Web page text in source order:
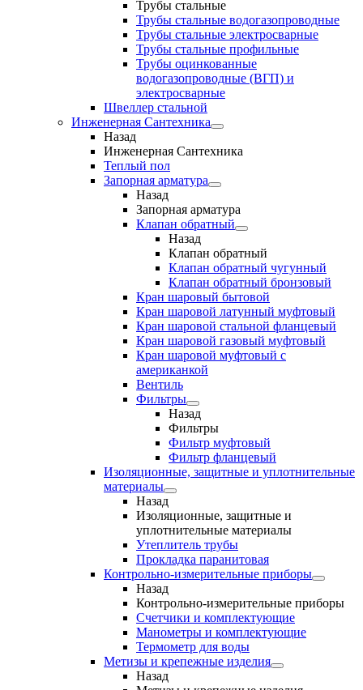
Трубы стальные
Трубы стальные водогазопроводные
Трубы стальные электросварные
Трубы стальные профильные
Трубы оцинкованные
водогазопроводные (ВГП) и
электросварные
Швеллер стальной
Инженерная Сантехника
Назад
Инженерная Сантехника
Теплый пол
Запорная арматура
Назад
Запорная арматура
Клапан обратный
Назад
Клапан обратный
Клапан обратный чугунный
Клапан обратный бронзовый
Кран шаровый бытовой
Кран шаровой латунный муфтовый
Кран шаровой стальной фланцевый
Кран шаровой газовый муфтовый
Кран шаровой муфтовый с
американкой
Вентиль
Фильтры
Назад
Фильтры
Фильтр муфтовый
Фильтр фланцевый
Изоляционные, защитные и уплотнительные
материалы
Назад
Изоляционные, защитные и
уплотнительные материалы
Утеплитель трубы
Прокладка паранитовая
Контрольно-измерительные приборы
Назад
Контрольно-измерительные приборы
Счетчики и комплектующие
Манометры и комплектующие
Термометр для воды
Метизы и крепежные изделия
Назад